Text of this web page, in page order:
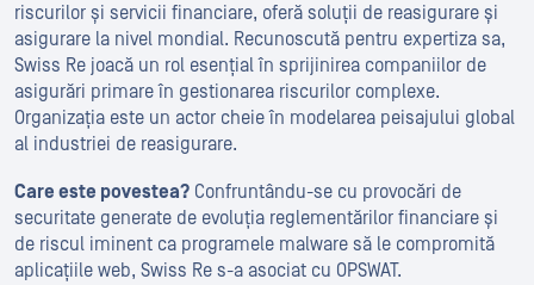
riscurilor și servicii financiare, oferă soluții de reasigurare și
asigurare la nivel mondial. Recunoscută pentru expertiza sa,
Swiss Re joacă un rol esențial în sprijinirea companiilor de
asigurări primare în gestionarea riscurilor complexe.
Organizația este un actor cheie în modelarea peisajului global
al industriei de reasigurare.
Care este povestea? Confruntându-se cu provocări de
securitate generate de evoluția reglementărilor financiare și
de riscul iminent ca programele malware să le compromită
aplicațiile web, Swiss Re s-a asociat cu OPSWAT.